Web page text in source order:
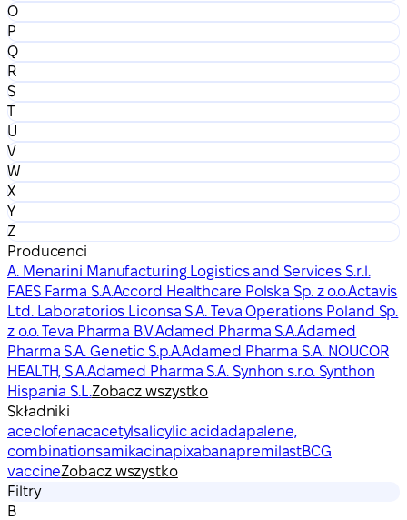
O
P
Q
R
S
T
U
V
W
X
Y
Z
Producenci
A. Menarini Manufacturing Logistics and Services S.r.l.
FAES Farma S.A.Accord Healthcare Polska Sp. z o.o.Actavis
Ltd. Laboratorios Liconsa S.A. Teva Operations Poland Sp.
z o.o. Teva Pharma B.V.Adamed Pharma S.A.Adamed
Pharma S.A. Genetic S.p.A.Adamed Pharma S.A. NOUCOR
HEALTH, S.A.Adamed Pharma S.A. Synhon s.r.o. Synthon
Hispania S.L.Zobacz wszystko
Składniki
aceclofenacacetylsalicylic acidadapalene,
combinationsamikacinapixabanapremilastBCG
vaccineZobacz wszystko
Filtry
B